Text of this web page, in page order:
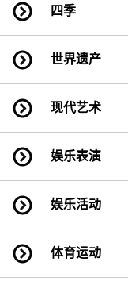
四季
世界遗产
现代艺术
娱乐表演
娱乐活动
体育运动